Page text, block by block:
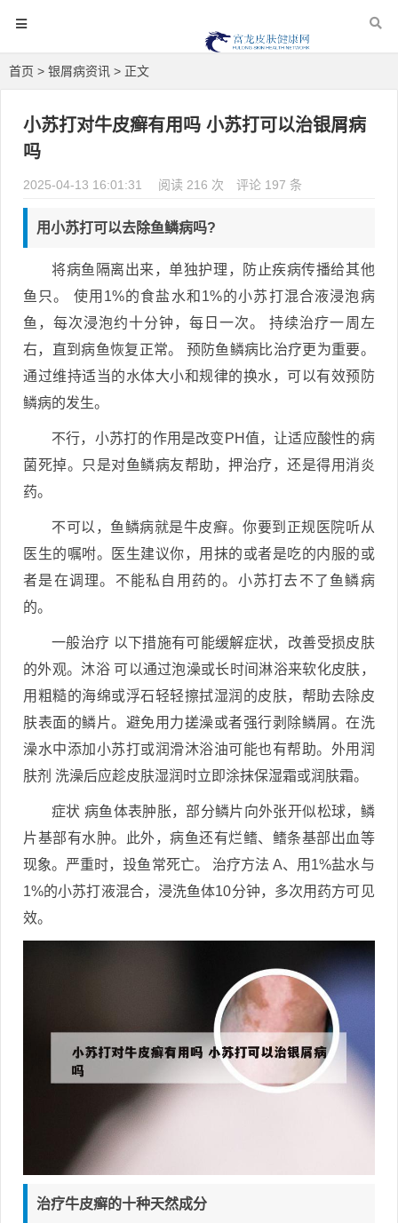
首页 > 银屑病资讯 > 正文
小苏打对牛皮癣有用吗 小苏打可以治银屑病
吗
2025-04-13 16:01:31 阅读 216 次 评论 197 条
用小苏打可以去除鱼鳞病吗?
将病鱼隔离出来，单独护理，防止疾病传播给其他
鱼只。 使用1%的食盐水和1%的小苏打混合液浸泡病
鱼，每次浸泡约十分钟，每日一次。 持续治疗一周左
右，直到病鱼恢复正常。 预防鱼鳞病比治疗更为重要。
通过维持适当的水体大小和规律的换水，可以有效预防
鳞病的发生。
不行，小苏打的作用是改变PH值，让适应酸性的病
菌死掉。只是对鱼鳞病友帮助，押治疗，还是得用消炎
药。
不可以，鱼鳞病就是牛皮癣。你要到正规医院听从
医生的嘱咐。医生建议你，用抹的或者是吃的内服的或
者是在调理。不能私自用药的。小苏打去不了鱼鳞病
的。
一般治疗 以下措施有可能缓解症状，改善受损皮肤
的外观。沐浴 可以通过泡澡或长时间淋浴来软化皮肤，
用粗糙的海绵或浮石轻轻擦拭湿润的皮肤，帮助去除皮
肤表面的鳞片。避免用力搓澡或者强行剥除鳞屑。在洗
澡水中添加小苏打或润滑沐浴油可能也有帮助。外用润
肤剂 洗澡后应趁皮肤湿润时立即涂抹保湿霜或润肤霜。
症状 病鱼体表肿胀，部分鳞片向外张开似松球，鳞
片基部有水肿。此外，病鱼还有烂鳍、鳍条基部出血等
现象。严重时，殶鱼常死亡。 治疗方法 A、用1%盐水与
1%的小苏打液混合，浸洗鱼体10分钟，多次用药方可见
效。
治疗牛皮癣的十种天然成分